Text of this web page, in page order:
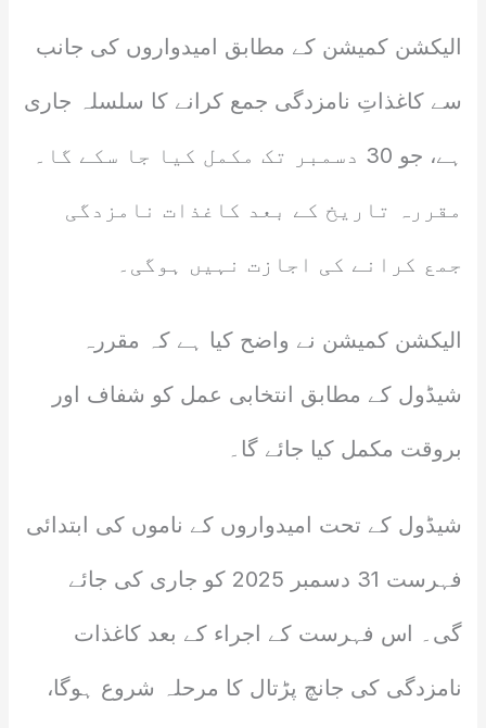
الیکشن کمیشن کے مطابق امیدواروں کی جانب
سے کاغذاتِ نامزدگی جمع کرانے کا سلسلہ جاری
ہے، جو 30 دسمبر تک مکمل کیا جا سکے گا۔
مقررہ تاریخ کے بعد کاغذات نامزدگی
جمع کرانے کی اجازت نہیں ہوگی۔
الیکشن کمیشن نے واضح کیا ہے کہ مقررہ
شیڈول کے مطابق انتخابی عمل کو شفاف اور
بروقت مکمل کیا جائے گا۔
شیڈول کے تحت امیدواروں کے ناموں کی ابتدائی
فہرست 31 دسمبر 2025 کو جاری کی جائے
گی۔ اس فہرست کے اجراء کے بعد کاغذات
نامزدگی کی جانچ پڑتال کا مرحلہ شروع ہوگا،